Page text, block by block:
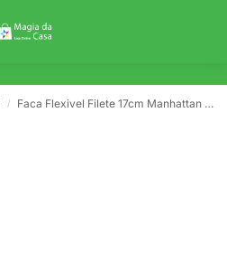
/ Faca Flexivel Filete 17cm Manhattan Arcos